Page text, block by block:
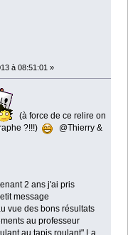
à 08:51:01 »
(à force de ce relire on
?!!!)
@Thierry &
2 ans j'ai pris
message
vue des bons résultats
au professeur
au tapis roulant" La